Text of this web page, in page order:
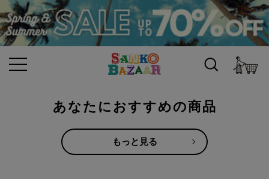
あなたにおすすめの商品
もっと見る